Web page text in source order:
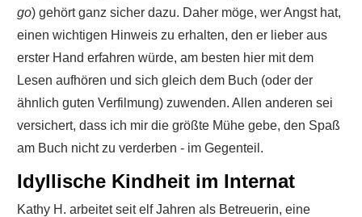
go) gehört ganz sicher dazu. Daher möge, wer Angst hat,
einen wichtigen Hinweis zu erhalten, den er lieber aus
erster Hand erfahren würde, am besten hier mit dem
Lesen aufhören und sich gleich dem Buch (oder der
ähnlich guten Verfilmung) zuwenden. Allen anderen sei
versichert, dass ich mir die größte Mühe gebe, den Spaß
am Buch nicht zu verderben - im Gegenteil.
Idyllische Kindheit im Internat
Kathy H. arbeitet seit elf Jahren als Betreuerin, eine